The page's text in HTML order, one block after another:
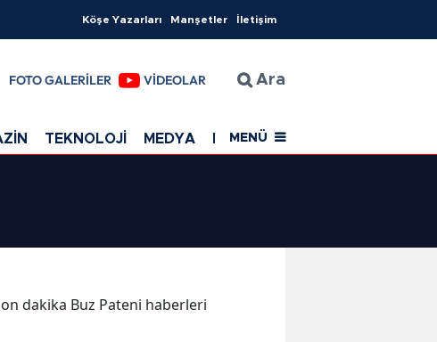
Köşe Yazarları Manşetler İletişim
FOTO GALERİLER VİDEOLAR Ara
TEKNOLOJİ MEDYA EĞİTİM SAĞLIK
MENÜ
dakika Buz Pateni haberleri